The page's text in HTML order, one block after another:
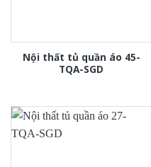
Nội thất tủ quần áo 45-
TQA-SGD